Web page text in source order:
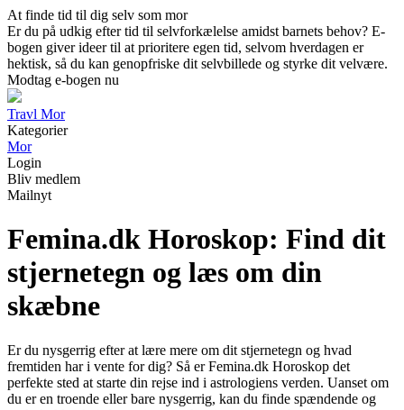
At finde tid til dig selv som mor
Er du på udkig efter tid til selvforkælelse amidst barnets behov? E-
bogen giver ideer til at prioritere egen tid, selvom hverdagen er
hektisk, så du kan genopfriske dit selvbillede og styrke dit velvære.
Modtag e-bogen nu
Travl Mor
Kategorier
Mor
Login
Bliv medlem
Mailnyt
Femina.dk Horoskop: Find dit
stjernetegn og læs om din
skæbne
Er du nysgerrig efter at lære mere om dit stjernetegn og hvad
fremtiden har i vente for dig? Så er Femina.dk Horoskop det
perfekte sted at starte din rejse ind i astrologiens verden. Uanset om
du er en troende eller bare nysgerrig, kan du finde spændende og